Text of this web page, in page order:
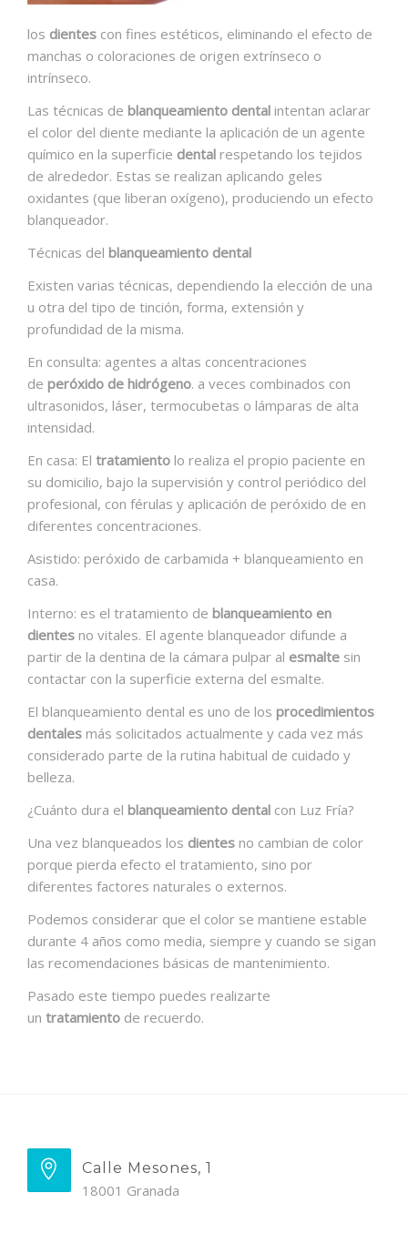
los dientes con fines estéticos, eliminando el efecto de
manchas o coloraciones de origen extrínseco o
intrínseco.
Las técnicas de blanqueamiento dental intentan aclarar
el color del diente mediante la aplicación de un agente
químico en la superficie dental respetando los tejidos
de alrededor. Estas se realizan aplicando geles
oxidantes (que liberan oxígeno), produciendo un efecto
blanqueador.
Técnicas del blanqueamiento dental
Existen varias técnicas, dependiendo la elección de una
u otra del tipo de tinción, forma, extensión y
profundidad de la misma.
En consulta: agentes a altas concentraciones
de peróxido de hidrógeno. a veces combinados con
ultrasonidos, láser, termocubetas o lámparas de alta
intensidad.
En casa: El tratamiento lo realiza el propio paciente en
su domicilio, bajo la supervisión y control periódico del
profesional, con férulas y aplicación de peróxido de en
diferentes concentraciones.
Asistido: peróxido de carbamida + blanqueamiento en
casa.
Interno: es el tratamiento de blanqueamiento en
dientes no vitales. El agente blanqueador difunde a
partir de la dentina de la cámara pulpar al esmalte sin
contactar con la superficie externa del esmalte.
El blanqueamiento dental es uno de los procedimientos
dentales más solicitados actualmente y cada vez más
considerado parte de la rutina habitual de cuidado y
belleza.
¿Cuánto dura el blanqueamiento dental con Luz Fría?
Una vez blanqueados los dientes no cambian de color
porque pierda efecto el tratamiento, sino por
diferentes factores naturales o externos.
Podemos considerar que el color se mantiene estable
durante 4 años como media, siempre y cuando se sigan
las recomendaciones básicas de mantenimiento.
Pasado este tiempo puedes realizarte
un tratamiento de recuerdo.
Calle Mesones, 1
18001 Granada